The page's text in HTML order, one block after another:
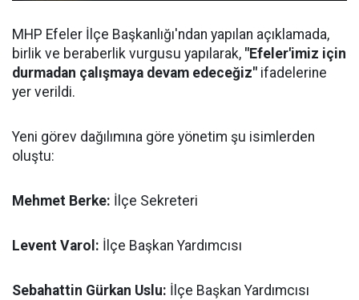
MHP Efeler İlçe Başkanlığı'ndan yapılan açıklamada,
birlik ve beraberlik vurgusu yapılarak, "Efeler'imiz için
durmadan çalışmaya devam edeceğiz" ifadelerine
yer verildi.
Yeni görev dağılımına göre yönetim şu isimlerden
oluştu:
Mehmet Berke: İlçe Sekreteri
Levent Varol: İlçe Başkan Yardımcısı
Sebahattin Gürkan Uslu: İlçe Başkan Yardımcısı